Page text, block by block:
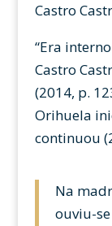
Castro
“Era
Castro
(2014, p.
Orihuela
continuou
Na
ouviu-